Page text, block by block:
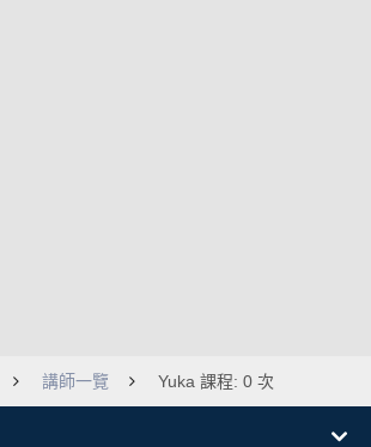
講師一覽 Yuka 課程: 0 次